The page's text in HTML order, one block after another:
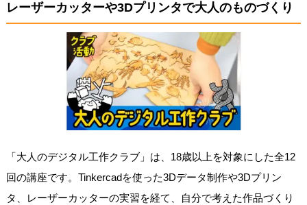
レーザーカッターや3Dプリンタで大人のものづくり
「大人のデジタル工作クラブ」は、18歳以上を対象にした全12
回の講座です。Tinkercadを使った3Dデータ制作や3Dプリン
タ、レーザーカッターの実習を経て、自分で考えた作品づくり